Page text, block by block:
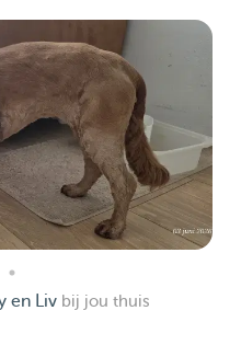
en Liv bij jou thuis